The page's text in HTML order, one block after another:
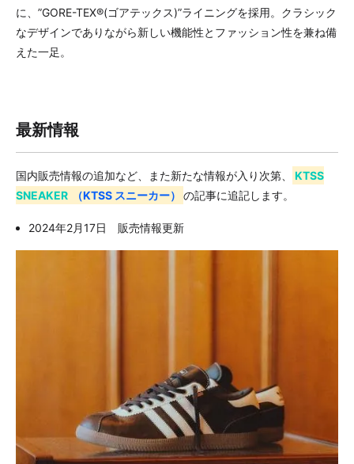
に、”GORE-TEX®(ゴアテックス)”ライニングを採用。クラシック
なデザインでありながら新しい機能性とファッション性を兼ね備
えた一足。
最新情報
国内販売情報の追加など、また新たな情報が入り次第、
KTSS
SNEAKER
（KTSS スニーカー） の記事に追記します。
2024年2月17日 販売情報更新